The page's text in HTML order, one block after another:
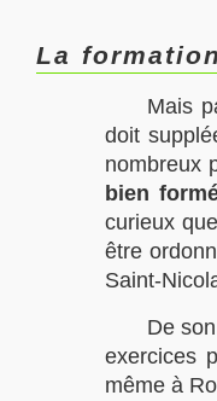
La
Mais
doit
nombreux
bien
curieux
être
Saint-
De
exercices
même à